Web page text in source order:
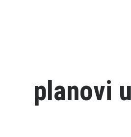
planovi